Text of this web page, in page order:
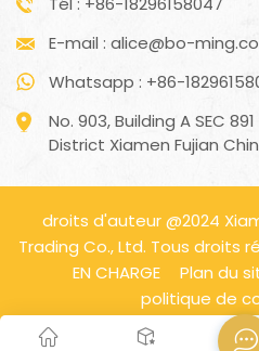
E-mail : alice@bo-
Whatsapp : +86-
No. 903, Building A SEC
District Xiamen Fujian
droits d'auteur @2024
Trading Co., Ltd. Tous droits
EN CHARGE
Plan du
politique de